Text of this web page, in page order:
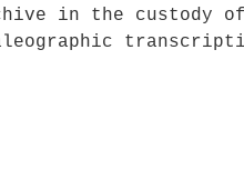
in the